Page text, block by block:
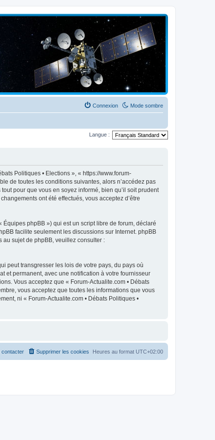
Mode sombre
Connexion
Langue :
Politiques • Elections », « https://www.forum-
de toutes les conditions suivantes, alors n’accédez pas
pour que vous en soyez informé, bien qu’il soit prudent
ont été effectués, vous acceptez d’être
phpBB ») qui est un script libre de forum, déclaré
facilite seulement les discussions sur Internet. phpBB
au sujet de phpBB, veuillez consulter :
peut transgresser les lois de votre pays, du pays où
et permanent, avec une notification à votre fournisseur
Vous acceptez que « Forum-Actualite.com • Débats
vous acceptez que toutes les informations que vous
ni « Forum-Actualite.com • Débats Politiques •
Heures au format UTC+02:00
Supprimer les cookies
contacter